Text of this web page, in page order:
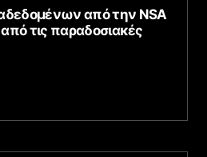
από την NSA
από τις παραδοσιακές